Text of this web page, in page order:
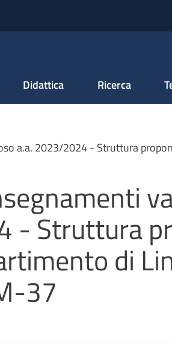
Didattica Ricerca
a.a. 2023/2024 - Struttura
Struttura
di
37